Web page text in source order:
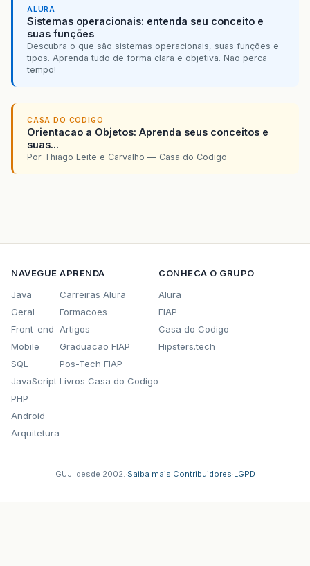
ALURA
Sistemas operacionais: entenda seu conceito e
suas funções
Descubra o que são sistemas operacionais, suas funções e
tipos. Aprenda tudo de forma clara e objetiva. Não perca
tempo!
CASA DO CODIGO
Orientacao a Objetos: Aprenda seus conceitos e
suas...
Por Thiago Leite e Carvalho — Casa do Codigo
NAVEGUE
Java
Geral
Front-end
Mobile
SQL
JavaScript
PHP
Android
Arquitetura
APRENDA
Carreiras Alura
Formacoes
Artigos
Graduacao FIAP
Pos-Tech FIAP
Livros Casa do Codigo
CONHECA O GRUPO
Alura
FIAP
Casa do Codigo
Hipsters.tech
GUJ: desde 2002. Saiba mais Contribuidores LGPD